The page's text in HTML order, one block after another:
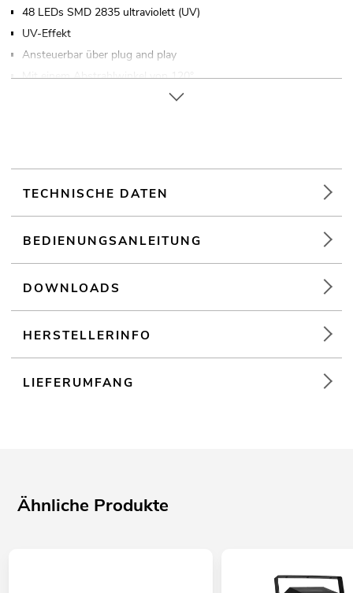
48 LEDs SMD 2835 ultraviolett (UV)
UV-Effekt
Ansteuerbar über plug and play
Mit einem Abstrahlwinkel von 120°
In verschiedenen Ausführungen erhältlich
TECHNISCHE DATEN
BEDIENUNGSANLEITUNG
DOWNLOADS
HERSTELLERINFO
LIEFERUMFANG
Ähnliche Produkte